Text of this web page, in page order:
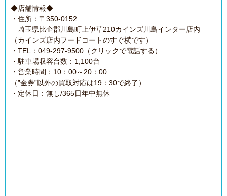
◆店舗情報◆
・住所：〒350-0152
埼玉県比企郡川島町上伊草210カインズ川島インター店内
（カインズ店内フードコートのすぐ横です）
・TEL： 049-297-9500 （クリックで電話する）
・駐車場収容台数：1,100台
・営業時間：10：00～20：00
（”金券”以外の買取対応は19：30で終了）
・定休日：無し/365日年中無休